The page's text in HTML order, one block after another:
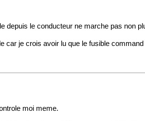
depuis le conducteur ne marche pas non
car je crois avoir lu que le fusible
moi meme.